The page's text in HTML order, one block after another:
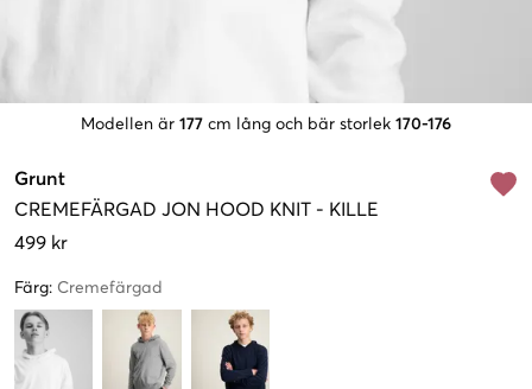
Modellen är 177 cm lång och bär storlek 170-176
Grunt
CREMEFÄRGAD JON HOOD KNIT - KILLE
499 kr
Färg: Cremefärgad